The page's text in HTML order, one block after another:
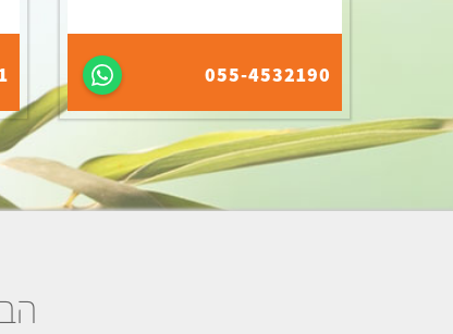
055-4532190